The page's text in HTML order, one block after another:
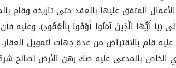
المتفق عليها بالعقد حتى تاريخه وقام
﴿يَا أَيُّهَا الَّذِينَ آمَنُوا أَوْفُوا بِالْعُقُودِ﴾.
قام بالاقتراض من عدة جهات لتمويل
بالمدعى عليه صك رهن الأرض لصالح